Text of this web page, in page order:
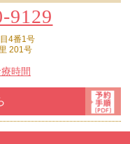
9129
4番1号
201号
時間